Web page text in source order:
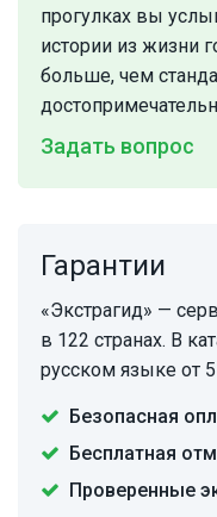
прогулках вы
истории из жизни
больше, чем
Задать вопрос
Гарантии
«Экстрагид» —
в 122 странах. В
русском языке от
Безопасная
Бесплатная
Проверенные